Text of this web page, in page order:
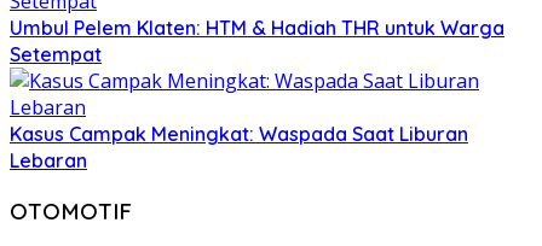
Umbul Pelem Klaten: HTM & Hadiah THR untuk Warga
Setempat
Kasus Campak Meningkat: Waspada Saat Liburan
Lebaran
OTOMOTIF